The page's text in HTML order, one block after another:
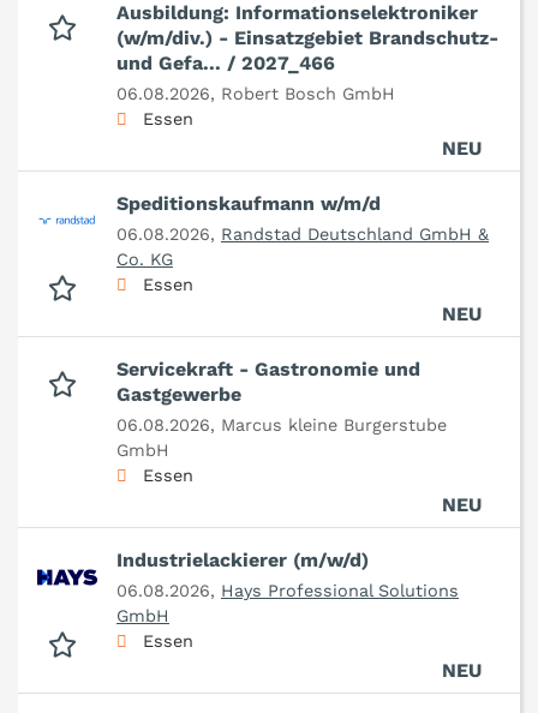
Ausbildung: Informationselektroniker
(w/m/div.) - Einsatzgebiet Brandschutz-
und Gefa... / 2027_466
06.08.2026, Robert Bosch GmbH
Essen
NEU
Speditionskaufmann w/m/d
06.08.2026, Randstad Deutschland GmbH &
Co. KG
Essen
NEU
Servicekraft - Gastronomie und
Gastgewerbe
06.08.2026, Marcus kleine Burgerstube
GmbH
Essen
NEU
Industrielackierer (m/w/d)
06.08.2026, Hays Professional Solutions
GmbH
Essen
NEU